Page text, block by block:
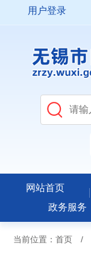
用户登录
网站首页
政务服务
当前位置： 首页 /